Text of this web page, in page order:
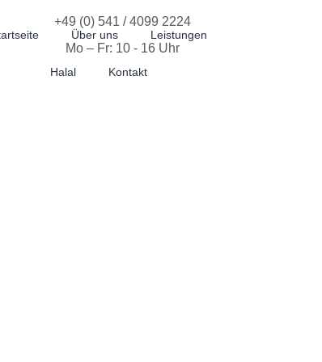
+49 (0) 541 / 4099 2224
Mo – Fr: 10 - 16 Uhr
Über uns Leistungen
Halal Kontakt